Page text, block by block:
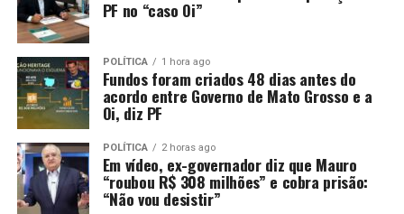
PF no “caso Oi”
POLÍTICA 1 hora ago
Fundos foram criados 48 dias antes do
acordo entre Governo de Mato Grosso e a
Oi, diz PF
POLÍTICA 2 horas ago
Em vídeo, ex-governador diz que Mauro
“roubou R$ 308 milhões” e cobra prisão:
“Não vou desistir”